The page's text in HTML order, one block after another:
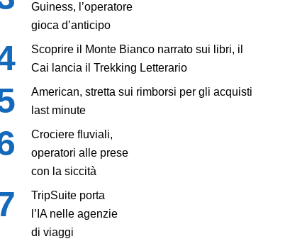
Guiness, l’operatore
gioca d’anticipo
Scoprire il Monte Bianco narrato sui libri, il
Cai lancia il Trekking Letterario
American, stretta sui rimborsi per gli acquisti
last minute
Crociere fluviali,
operatori alle prese
con la siccità
TripSuite porta
l’IA nelle agenzie
di viaggi